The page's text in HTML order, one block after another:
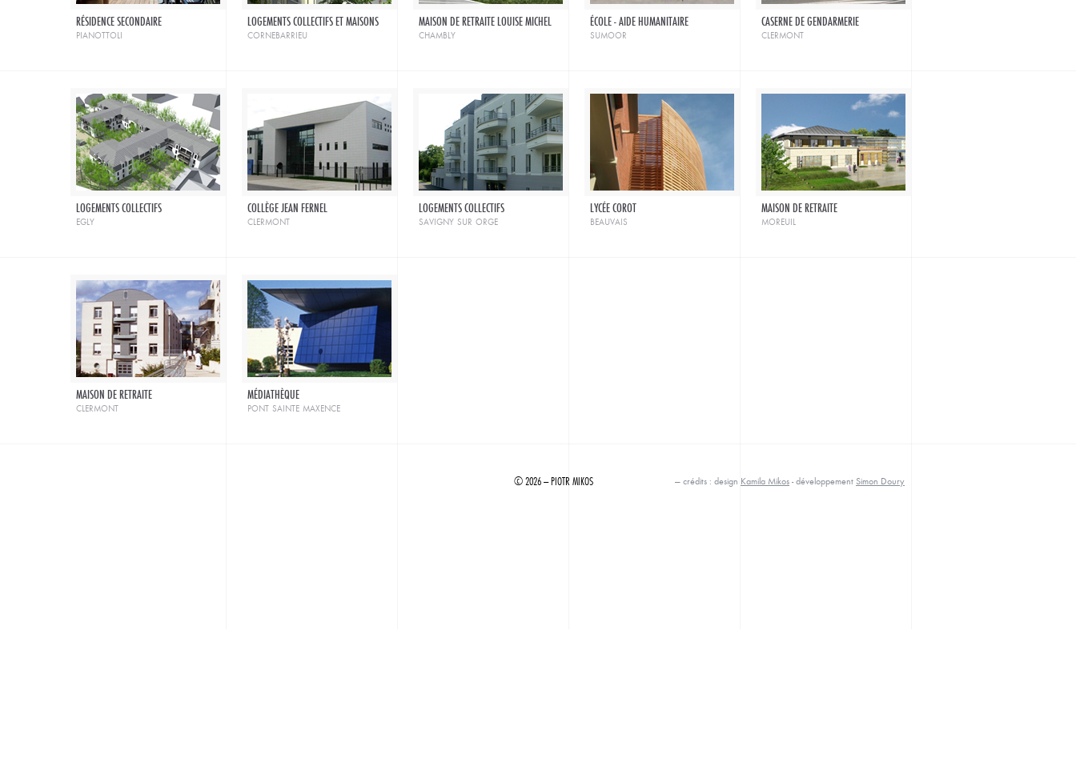
RÉSIDENCE SECONDAIRE
pianottoli
LOGEMENTS COLLECTIFS ET MAISONS
cornebarrieu
MAISON DE RETRAITE LOUISE MICHEL
chambly
ÉCOLE - AIDE HUMANITAIRE
sumoor
CASERNE DE GENDARMERIE
clermont
LOGEMENTS COLLECTIFS
egly
COLLÈGE JEAN FERNEL
clermont
LOGEMENTS COLLECTIFS
savigny sur orge
LYCÉE COROT
beauvais
MAISON DE RETRAITE
moreuil
MAISON DE RETRAITE
clermont
MÉDIATHÈQUE
pont sainte maxence
— crédits : design Kamila Mikos - développement Simon Doury
© 2026 — PIOTR MIKOS